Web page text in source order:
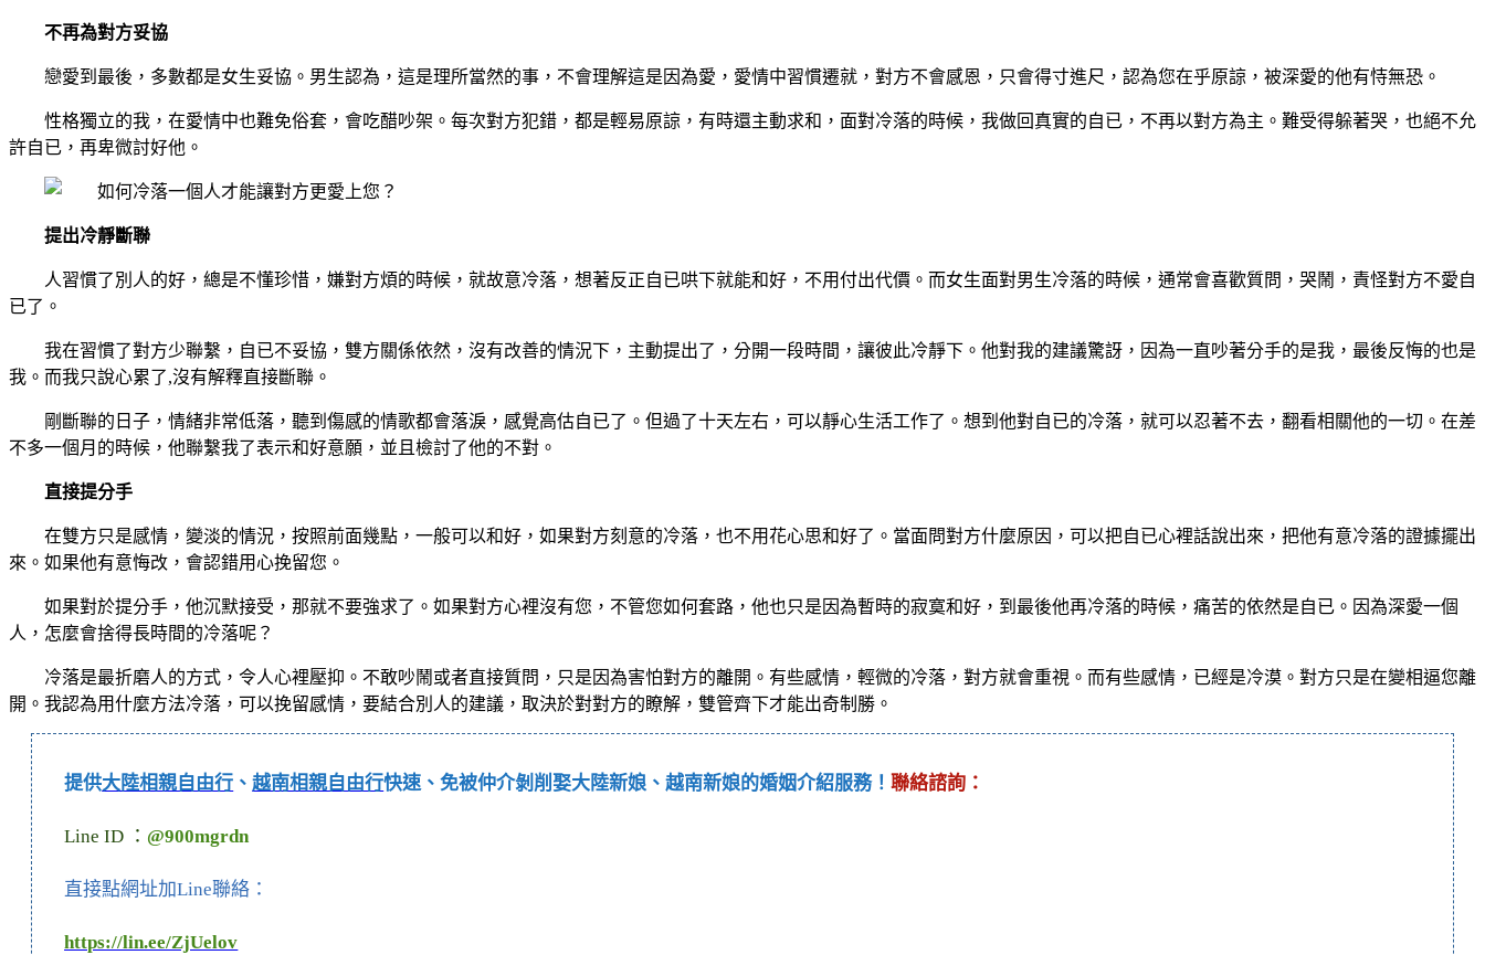
不再為對方妥協
戀愛到最後，多數都是女生妥協。男生認為，這是理所當然的事，不會理解這是因為愛，愛情中習慣遷就，對方不會感恩，只會得寸進尺，認為您在乎原諒，被深愛的他有恃無恐。
性格獨立的我，在愛情中也難免俗套，會吃醋吵架。每次對方犯錯，都是輕易原諒，有時還主動求和，面對冷落的時候，我做回真實的自已，不再以對方為主。難受得躲著哭，也絕不允
許自已，再卑微討好他。
提出冷靜斷聯
人習慣了別人的好，總是不懂珍惜，嫌對方煩的時候，就故意冷落，想著反正自已哄下就能和好，不用付出代價。而女生面對男生冷落的時候，通常會喜歡質問，哭鬧，責怪對方不愛自
已了。
我在習慣了對方少聯繫，自已不妥協，雙方關係依然，沒有改善的情況下，主動提出了，分開一段時間，讓彼此冷靜下。他對我的建議驚訝，因為一直吵著分手的是我，最後反悔的也是
我。而我只說心累了,沒有解釋直接斷聯。
剛斷聯的日子，情緒非常低落，聽到傷感的情歌都會落淚，感覺高估自已了。但過了十天左右，可以靜心生活工作了。想到他對自已的冷落，就可以忍著不去，翻看相關他的一切。在差
不多一個月的時候，他聯繫我了表示和好意願，並且檢討了他的不對。
直接提分手
在雙方只是感情，變淡的情況，按照前面幾點，一般可以和好，如果對方刻意的冷落，也不用花心思和好了。當面問對方什麼原因，可以把自已心裡話說出來，把他有意冷落的證據擺出
來。如果他有意悔改，會認錯用心挽留您。
如果對於提分手，他沉默接受，那就不要強求了。如果對方心裡沒有您，不管您如何套路，他也只是因為暫時的寂寞和好，到最後他再冷落的時候，痛苦的依然是自已。因為深愛一個
人，怎麼會捨得長時間的冷落呢？
冷落是最折磨人的方式，令人心裡壓抑。不敢吵鬧或者直接質問，只是因為害怕對方的離開。有些感情，輕微的冷落，對方就會重視。而有些感情，已經是冷漠。對方只是在變相逼您離
開。我認為用什麼方法冷落，可以挽留感情，要結合別人的建議，取決於對對方的瞭解，雙管齊下才能出奇制勝。
提供大陸相親自由行 、越南相親自由行快速、免被仲介剝削娶大陸新娘、越南新娘的婚姻介紹服務！聯絡諮詢：
Line ID ： @900mgrdn
直接點網址加Line聯絡：
https://lin.ee/ZjUelov